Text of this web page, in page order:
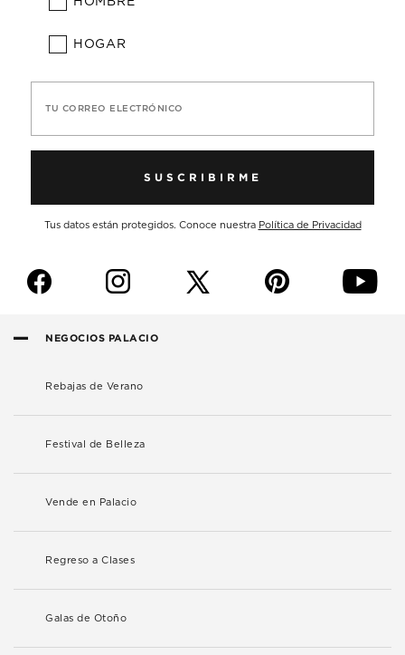
HOGAR
TU CORREO ELECTRÓNICO
SUSCRIBIRME
Tus datos están protegidos. Conoce nuestra Política de Privacidad
f i p y
NEGOCIOS PALACIO
Rebajas de Verano
Festival de Belleza
Vende en Palacio
Regreso a Clases
Galas de Otoño